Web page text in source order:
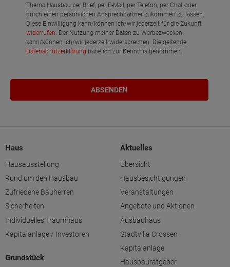
Thema Hausbau per Brief, per E-Mail, per Telefon, per Chat oder
durch einen persönlichen Ansprechpartner zukommen zu lassen.
Diese Einwilligung kann/können ich/wir jederzeit für die Zukunft
widerrufen . Der Nutzung meiner Daten zu Werbezwecken
kann/können ich/wir jederzeit widersprechen. Die geltende
Datenschutzerklärung habe ich zur Kenntnis genommen.
Haus
Hausausstellung
Rund um den Hausbau
Zufriedene Bauherren
Sicherheiten
Individuelles Traumhaus
Kapitalanlage / Investoren
Grundstück
Aktuelles
Übersicht
Hausbesichtigungen
Veranstaltungen
Angebote und Aktionen
Ausbauhaus
Stadtvilla Crossen
Kapitalanlage
Hausbauratgeber